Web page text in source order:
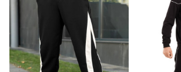
Склад тканини